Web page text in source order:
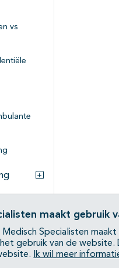
vs
Subpagina's
Subpagina's
maakt gebruik
Specialisten
gebruik van de
Ik wil meer